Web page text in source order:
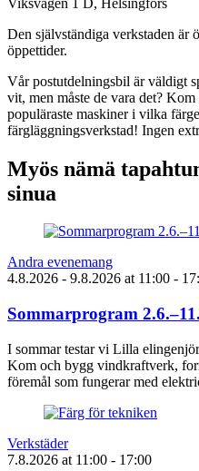
Den självständiga verkstaden är
öppettider.
Vår postutdelningsbil är väldigt
vit, men måste de vara det?
populäraste maskiner i vilka
färgläggningsverkstad! Ingen
Myös nämä
sinua
Andra evenemang
4.8.2026 - 9.8.2026 at 11:00 -
Sommarprogram
I sommar testar vi Lilla
Kom och bygg vindkraftverk,
föremål som fungerar med
Verkstäder
7.8.2026 at 11:00 - 17:00